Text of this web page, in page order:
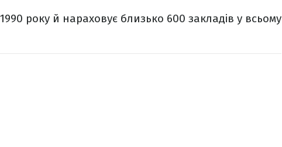
року й нараховує близько 600 закладів у всьому